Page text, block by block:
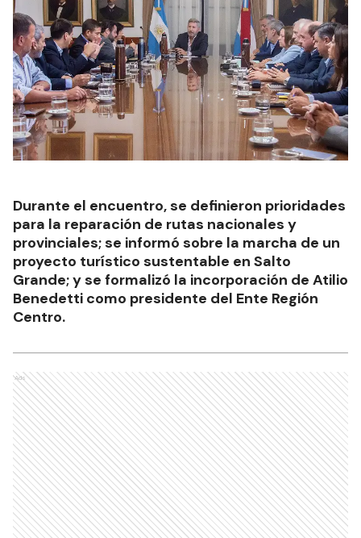
Durante el encuentro, se definieron prioridades
para la reparación de rutas nacionales y
provinciales; se informó sobre la marcha de un
proyecto turístico sustentable en Salto
Grande; y se formalizó la incorporación de Atilio
Benedetti como presidente del Ente Región
Centro.
Ads